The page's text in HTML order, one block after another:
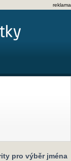
reklama
pro výběr jména